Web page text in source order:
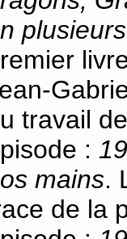
travail
:
mains.
de la